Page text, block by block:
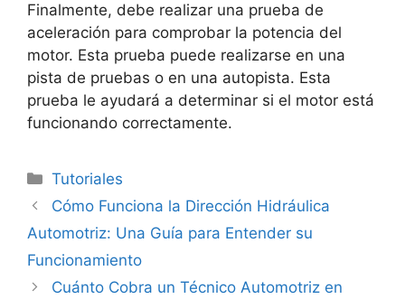
Finalmente, debe realizar una prueba de
aceleración para comprobar la potencia del
motor. Esta prueba puede realizarse en una
pista de pruebas o en una autopista. Esta
prueba le ayudará a determinar si el motor está
funcionando correctamente.
Categorías
Tutoriales
Cómo Funciona la Dirección Hidráulica
Automotriz: Una Guía para Entender su
Funcionamiento
Cuánto Cobra un Técnico Automotriz en